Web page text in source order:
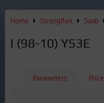
Home Strongflex Saab
I (98-10) YS3E
Parameters Price